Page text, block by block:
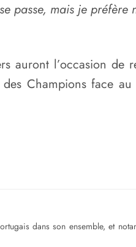
passe, mais je préfère
auront l’occasion de
Champions face
dans son ensemble, et